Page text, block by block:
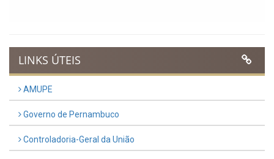
LINKS ÚTEIS
AMUPE
Governo de Pernambuco
Controladoria-Geral da União